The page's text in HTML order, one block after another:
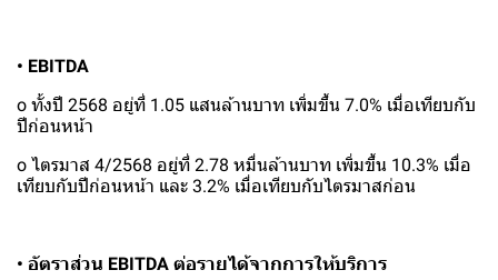
• EBITDA
o ทั้งปี 2568 อยู่ที่ 1.05 แสนล้านบาท เพิ่มขึ้น 7.0% เมื่อเทียบกับ
ปีก่อนหน้า
o ไตรมาส 4/2568 อยู่ที่ 2.78 หมื่นล้านบาท เพิ่มขึ้น 10.3% เมื่อ
เทียบกับปีก่อนหน้า และ 3.2% เมื่อเทียบกับไตรมาสก่อน
• อัตราส่วน EBITDA ต่อรายได้จากการให้บริการ